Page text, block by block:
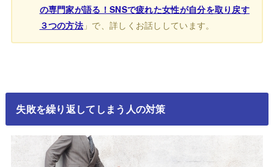
の専門家が語る！SNSで疲れた女性が自分を取り戻す
３つの方法 」で、詳しくお話ししています。
失敗を繰り返してしまう人の対策